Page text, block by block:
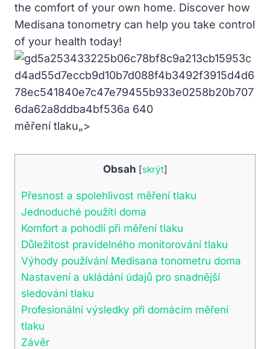
the comfort of your own home. Discover how
Medisana tonometry can help you take control
of your health today!
měření tlaku„>
Obsah [skrýt]
Přesnost a spolehlivost měření tlaku
Jednoduché použití doma
Komfort a pohodlí při měření tlaku
Důležitost pravidelného monitorování tlaku
Výhody používání Medisana tonometru doma
Nastavení a ukládání údajů pro snadnější
sledování tlaku
Profesionální výsledky při domácím měření
tlaku
Závěr